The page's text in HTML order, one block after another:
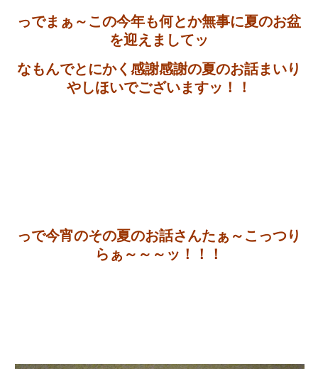
っでまぁ～この今年も何とか無事に夏のお盆
を迎えましてッ
なもんでとにかく感謝感謝の夏のお話まいり
やしほいでございますッ！！
っで今宵のその夏のお話さんたぁ～こっつり
らぁ～～～ッ！！！